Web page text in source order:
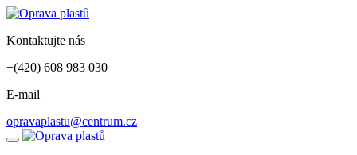
Kontaktujte nás
+(420) 608 983 030
E-mail
opravaplastu@centrum.cz